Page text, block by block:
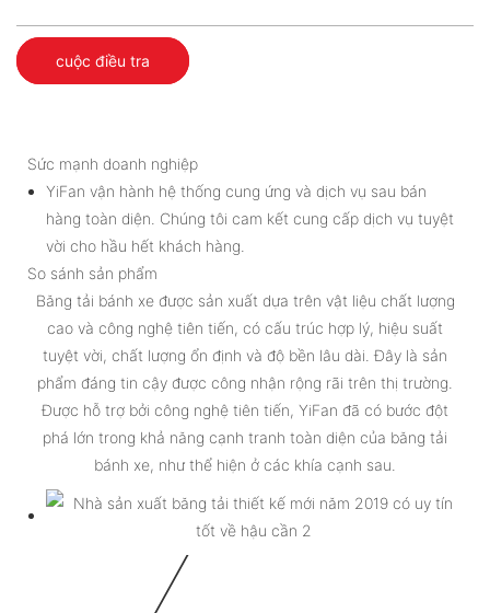
cuộc điều tra
Sức mạnh doanh nghiệp
YiFan vận hành hệ thống cung ứng và dịch vụ sau bán
hàng toàn diện. Chúng tôi cam kết cung cấp dịch vụ tuyệt
vời cho hầu hết khách hàng.
So sánh sản phẩm
Băng tải bánh xe được sản xuất dựa trên vật liệu chất lượng
cao và công nghệ tiên tiến, có cấu trúc hợp lý, hiệu suất
tuyệt vời, chất lượng ổn định và độ bền lâu dài. Đây là sản
phẩm đáng tin cậy được công nhận rộng rãi trên thị trường.
Được hỗ trợ bởi công nghệ tiên tiến, YiFan đã có bước đột
phá lớn trong khả năng cạnh tranh toàn diện của băng tải
bánh xe, như thể hiện ở các khía cạnh sau.